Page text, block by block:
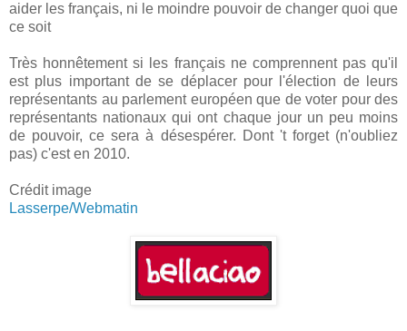
aider les français, ni le moindre pouvoir de changer quoi que
ce soit
Très honnêtement si les français ne comprennent pas qu'il
est plus important de se déplacer pour l'élection de leurs
représentants au parlement européen que de voter pour des
représentants nationaux qui ont chaque jour un peu moins
de pouvoir, ce sera à désespérer. Dont 't forget (n'oubliez
pas) c'est en 2010.
Crédit image
Lasserpe/Webmatin